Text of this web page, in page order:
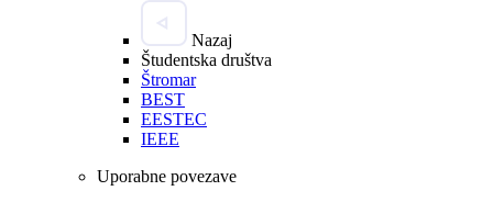
Nazaj
Študentska društva
Štromar
BEST
EESTEC
IEEE
Uporabne povezave